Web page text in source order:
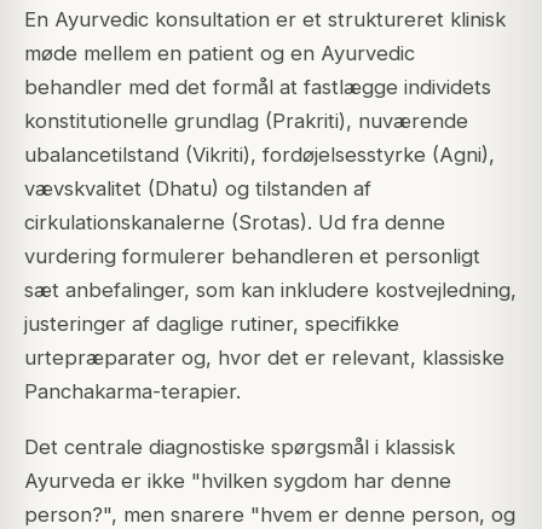
En Ayurvedic konsultation er et struktureret klinisk
møde mellem en patient og en Ayurvedic
behandler med det formål at fastlægge individets
konstitutionelle grundlag (Prakriti), nuværende
ubalancetilstand (Vikriti), fordøjelsesstyrke (Agni),
vævskvalitet (Dhatu) og tilstanden af
cirkulationskanalerne (Srotas). Ud fra denne
vurdering formulerer behandleren et personligt
sæt anbefalinger, som kan inkludere kostvejledning,
justeringer af daglige rutiner, specifikke
urtepræparater og, hvor det er relevant, klassiske
Panchakarma-terapier.
Det centrale diagnostiske spørgsmål i klassisk
Ayurveda er ikke "hvilken sygdom har denne
person?", men snarere "hvem er denne person, og